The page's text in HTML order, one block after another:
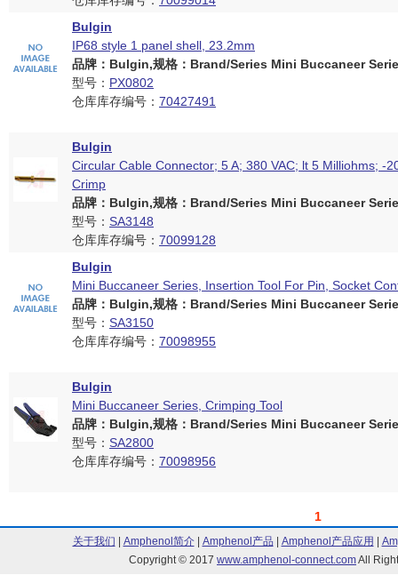
Bulgin
IP68 style 1 panel shell, 23.2mm
品牌：Bulgin,规格：Brand/Series Mini Buccaneer
型号： PX0802
仓库库存编号： 70427491
Bulgin
Circular Cable Connector; 5 A; 380 VAC; lt 5 Milliohms; -
Crimp
品牌：Bulgin,规格：Brand/Series Mini Buccaneer
型号： SA3148
仓库库存编号： 70099128
Bulgin
Mini Buccaneer Series, Insertion Tool For Pin, Socket
品牌：Bulgin,规格：Brand/Series Mini Buccaneer
型号： SA3150
仓库库存编号： 70098955
Bulgin
Mini Buccaneer Series, Crimping Tool
品牌：Bulgin,规格：Brand/Series Mini Buccaneer
型号： SA2800
仓库库存编号： 70098956
1
关于我们 Amphenol简介| Amphenol产品 Amphenol产品应用
Copyright © 2017 www.amphenol-connect.comAll